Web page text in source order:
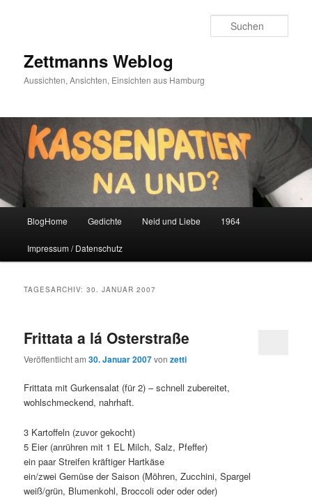
Zettmanns Weblog
Aussichten, Ansichten, Einsichten aus Hamburg
BlogHome Gedichte Neid und Liebe 1964
Impressum / Datenschutz
TAGESARCHIV:30. JANUAR 2007
Frittata a lá Osterstraße
Veröffentlicht am30. Januar 2007vonzetti
Frittata mit Gurkensalat (für 2) – schnell zubereitet,
wohlschmeckend, nahrhaft.
3 Kartoffeln (zuvor gekocht)
5 Eier (anrühren mit 1 EL Milch, Salz, Pfeffer)
ein paar Streifen kräftiger Hartkäse
ein/zwei Gemüse der Saison (Möhren, Zucchini, Spargel
weiß/grün, Blumenkohl, Broccoli oder oder oder)